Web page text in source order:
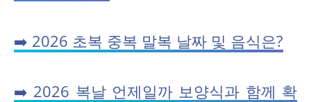
➡️ 2026 초복 중복 말복 날짜 및 음식은?
➡️ 2026 복날 언제일까 보양식과 함께 확